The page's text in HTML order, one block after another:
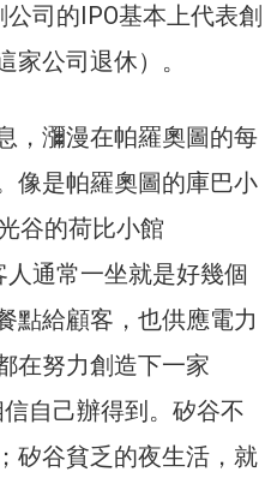
公司的IPO基本上代表創
家公司退休）。
，瀰漫在帕羅奧圖的每
像是帕羅奧圖的庫巴小
谷的荷比小館
人通常一坐就是好幾個
點給顧客，也供應電力
在努力創造下一家
自己辦得到。矽谷不
矽谷貧乏的夜生活，就